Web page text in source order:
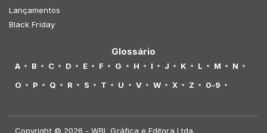
Lançamentos
Black Friday
Glossário
A B C D E F G H I J K L M
N
O
P Q R S T U V W X Z 0-9
Copyright © 2026 - WBL Gráfica e Editora Ltda.